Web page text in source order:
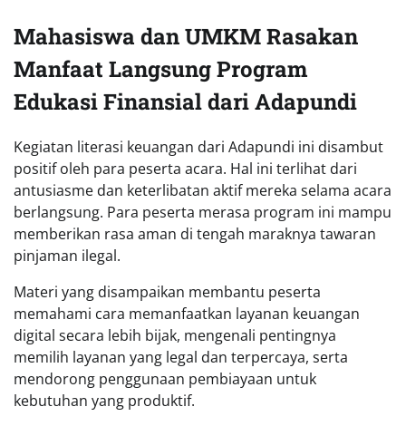
Mahasiswa dan UMKM Rasakan
Manfaat Langsung Program
Edukasi Finansial dari Adapundi
Kegiatan literasi keuangan dari Adapundi ini disambut
positif oleh para peserta acara. Hal ini terlihat dari
antusiasme dan keterlibatan aktif mereka selama acara
berlangsung. Para peserta merasa program ini mampu
memberikan rasa aman di tengah maraknya tawaran
pinjaman ilegal.
Materi yang disampaikan membantu peserta
memahami cara memanfaatkan layanan keuangan
digital secara lebih bijak, mengenali pentingnya
memilih layanan yang legal dan terpercaya, serta
mendorong penggunaan pembiayaan untuk
kebutuhan yang produktif.